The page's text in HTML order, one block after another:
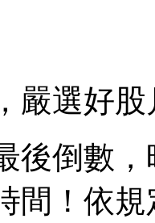
嚴選好
後倒數
間！依